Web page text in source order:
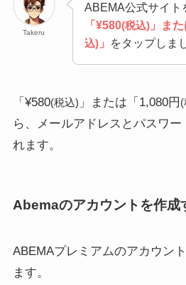
Takeru
ABEMA公式サイト
「¥580(税込) 」ま
込) 」 をタップしま
「¥580(税込) 」または「1,080円
ら、メールアドレスとパスワ
れます。
Abemaのアカウントを作成
ABEMAプレミアムのアカウン
ます。